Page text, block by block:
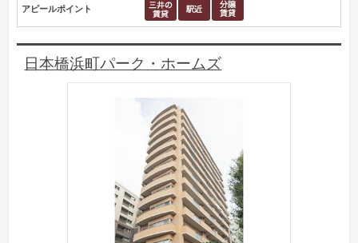
アピールポイント
日本橋浜町パーク・ホームズ